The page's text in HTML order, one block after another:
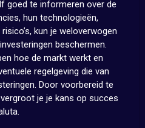
goed te informeren over de
hun technologieën,
kun je weloverwogen
beschermen.
hoe de markt werkt en
regelgeving die van
Door voorbereid te
je je kans op succes